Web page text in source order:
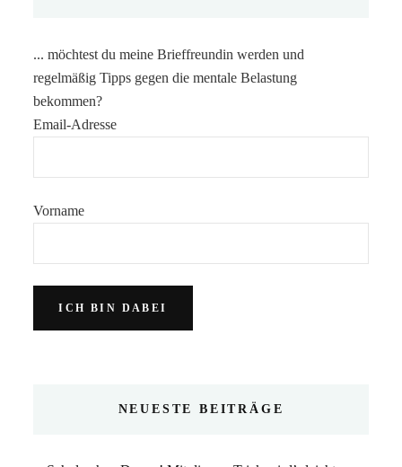
... möchtest du meine Brieffreundin werden und
regelmäßig Tipps gegen die mentale Belastung
bekommen?
Email-Adresse
Vorname
NEUESTE BEITRÄGE